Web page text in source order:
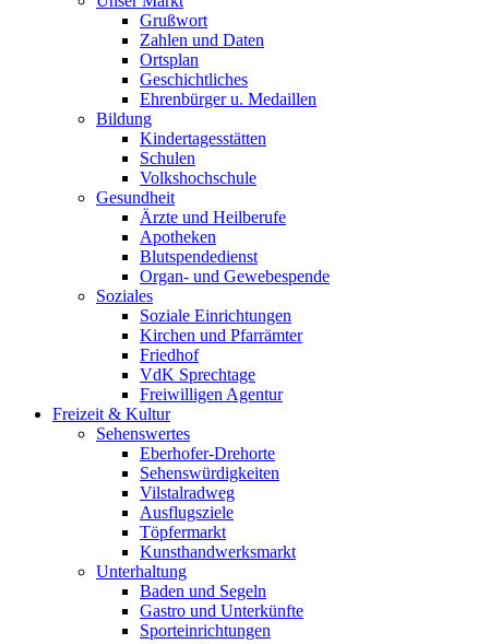
Grußwort
Zahlen und Daten
Ortsplan
Geschichtliches
Ehrenbürger u. Medaillen
Bildung
Kindertagesstätten
Schulen
Volkshochschule
Gesundheit
Ärzte und Heilberufe
Apotheken
Blutspendedienst
Organ- und Gewebespende
Soziales
Soziale Einrichtungen
Kirchen und Pfarrämter
Friedhof
VdK Sprechtage
Freiwilligen Agentur
Freizeit & Kultur
Sehenswertes
Eberhofer-Drehorte
Sehenswürdigkeiten
Vilstalradweg
Ausflugsziele
Töpfermarkt
Kunsthandwerksmarkt
Unterhaltung
Baden und Segeln
Gastro und Unterkünfte
Sporteinrichtungen